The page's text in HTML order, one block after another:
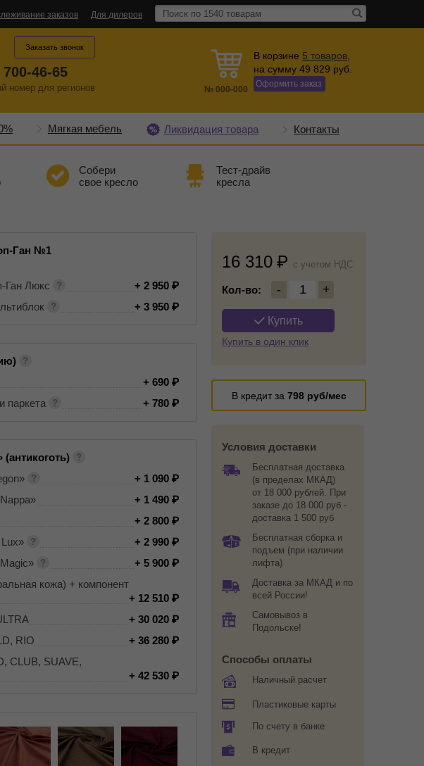
заказов Для дилеров
46-65
номер для регионов
Заказать звонок
№ 000-000
В корзине 5 товаров
на сумму 49 829 руб.
Оформить заказ
Мягкая мебель Ликвидация товара Контакты
Собери
свое кресло
Тест-драйв
кресла
16 310 c учетом НДС
Кол-во: - 1 +
Купить
Купить в один клик
В кредит за 798руб/мес
Условия доставки
Бесплатная доставка
(в пределах МКАД)
от 18 000 рублей. При
заказе до 18 000 руб -
доставка 1 500 руб
Бесплатная сборка и
подъем (при наличии
лифта)
Доставка за МКАД и по
всей России!
Самовывоз в
Подольске!
Способы оплаты
Наличный расчет
Пластиковые карты
По счету в банке
В кредит
Ган №1
Ган Люкс
+ 2 950
+ 3 950
+ 690
паркета
+ 780
+ 1 090
+ 1 490
+ 2 800
+ 2 990
+ 5 900
кожа) + компонент
+ 12 510
+ 30 020
RIO
+ 36 280
CLUB, SUAVE,
+ 42 530